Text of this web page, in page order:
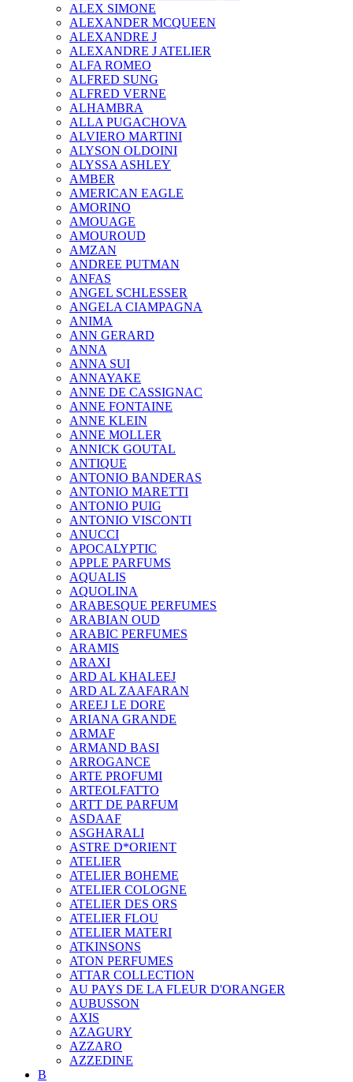
ALEX SIMONE
ALEXANDER MCQUEEN
ALEXANDRE J
ALEXANDRE J ATELIER
ALFA ROMEO
ALFRED SUNG
ALFRED VERNE
ALHAMBRA
ALLA PUGACHOVA
ALVIERO MARTINI
ALYSON OLDOINI
ALYSSA ASHLEY
AMBER
AMERICAN EAGLE
AMORINO
AMOUAGE
AMOUROUD
AMZAN
ANDREE PUTMAN
ANFAS
ANGEL SCHLESSER
ANGELA CIAMPAGNA
ANIMA
ANN GERARD
ANNA
ANNA SUI
ANNAYAKE
ANNE DE CASSIGNAC
ANNE FONTAINE
ANNE KLEIN
ANNE MOLLER
ANNICK GOUTAL
ANTIQUE
ANTONIO BANDERAS
ANTONIO MARETTI
ANTONIO PUIG
ANTONIO VISCONTI
ANUCCI
APOCALYPTIC
APPLE PARFUMS
AQUALIS
AQUOLINA
ARABESQUE PERFUMES
ARABIAN OUD
ARABIC PERFUMES
ARAMIS
ARAXI
ARD AL KHALEEJ
ARD AL ZAAFARAN
AREEJ LE DORE
ARIANA GRANDE
ARMAF
ARMAND BASI
ARROGANCE
ARTE PROFUMI
ARTEOLFATTO
ARTT DE PARFUM
ASDAAF
ASGHARALI
ASTRE D*ORIENT
ATELIER
ATELIER BOHEME
ATELIER COLOGNE
ATELIER DES ORS
ATELIER FLOU
ATELIER MATERI
ATKINSONS
ATON PERFUMES
ATTAR COLLECTION
AU PAYS DE LA FLEUR D'ORANGER
AUBUSSON
AXIS
AZAGURY
AZZARO
AZZEDINE
B